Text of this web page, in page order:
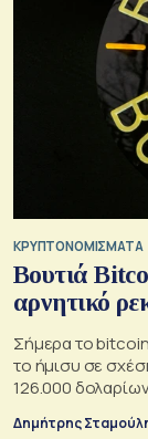
KΡΥΠΤΟΝΟΜΙΣΜΑΤΑ
Βουτιά
αρνητικό
Σήμερα το
το ήμισυ σε
126.000 δολαρίων
Δημήτρης